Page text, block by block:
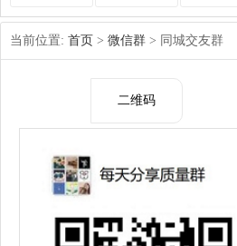
当前位置: 首页 > 微信群 > 同城交友群
二维码